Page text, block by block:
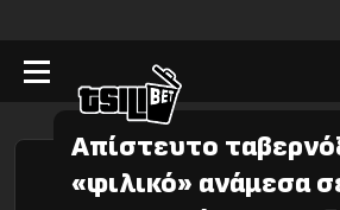
Aπίστευτο
«φιλικό» ανάμεσα